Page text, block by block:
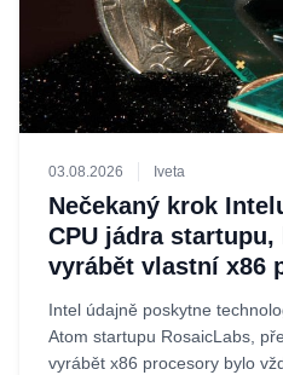
03.08.2026 Iveta
Nečekaný krok
CPU jádra startupu,
vyrábět vlastní x86
Intel údajně poskytne
Atom startupu RosaicLabs,
vyrábět x86 procesory bylo